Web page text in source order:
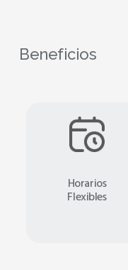
Beneficios
Horarios
Flexibles